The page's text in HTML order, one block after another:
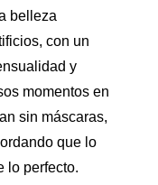
belleza
con un
y
momentos en
sin máscaras,
que lo
lo perfecto.